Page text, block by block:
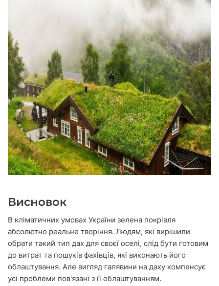
Висновок
В кліматичних умовах України зелена покрівля
абсолютно реальне творіння. Людям, які вирішили
обрати такий тип дах для своєї оселі, слід бути готовим
до витрат та пошуків фахівців, які виконають його
облаштування. Але вигляд галявини на даху компенсує
усі проблеми пов'язані з її облаштуванням.